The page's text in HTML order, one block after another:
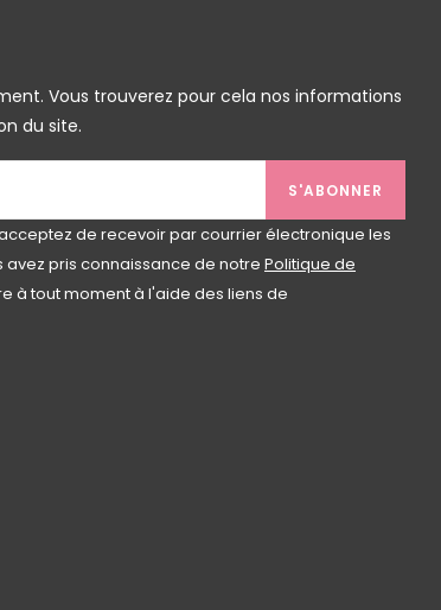
Vous trouverez pour cela nos informations
du site.
S'ABONNER
de recevoir par courrier électronique les
pris connaissance de notre Politique de
à tout moment à l'aide des liens de